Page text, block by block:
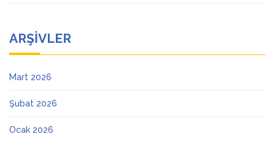
ARŞIVLER
Mart 2026
Şubat 2026
Ocak 2026